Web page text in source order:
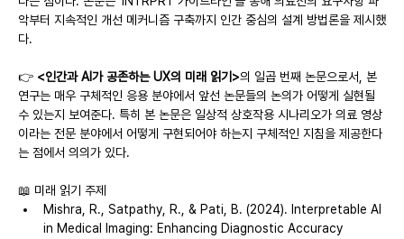
악부터 지속적인 개선 메커니즘 구축까지 인간 중심의 설계 방법론을 제시했
다.
👉 <인간과 AI가 공존하는 UX의 미래 읽기>의 일곱 번째 논문으로서, 본
연구는 매우 구체적인 응용 분야에서 앞선 논문들의 논의가 어떻게 실현될
수 있는지 보여준다. 특히 본 논문은 일상적 상호작용 시나리오가 의료 영상
이라는 전문 분야에서 어떻게 구현되어야 하는지 구체적인 지침을 제공한다
는 점에서 의의가 있다.
📖 미래 읽기 주제
Mishra, R., Satpathy, R., & Pati, B. (2024). Interpretable AI
in Medical Imaging: Enhancing Diagnostic Accuracy